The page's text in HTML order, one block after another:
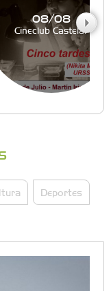
08/08
Cineclub Castelar
Deportes